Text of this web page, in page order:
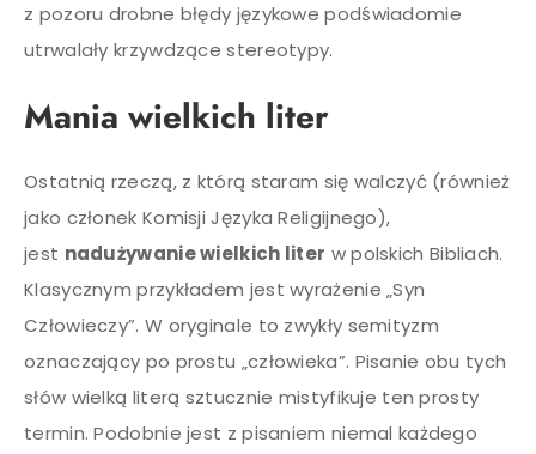
z pozoru drobne błędy językowe podświadomie
utrwalały krzywdzące stereotypy.
Mania wielkich liter
Ostatnią rzeczą, z którą staram się walczyć (również
jako członek Komisji Języka Religijnego),
jest nadużywanie wielkich liter w polskich Bibliach.
Klasycznym przykładem jest wyrażenie „Syn
Człowieczy”. W oryginale to zwykły semityzm
oznaczający po prostu „człowieka”. Pisanie obu tych
słów wielką literą sztucznie mistyfikuje ten prosty
termin. Podobnie jest z pisaniem niemal każdego